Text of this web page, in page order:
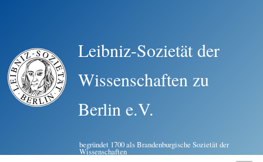
Leibniz-Sozietät der
Wissenschaften zu
Berlin e.V.
begründet 1700 als Brandenburgische Sozietät der
Wissenschaften